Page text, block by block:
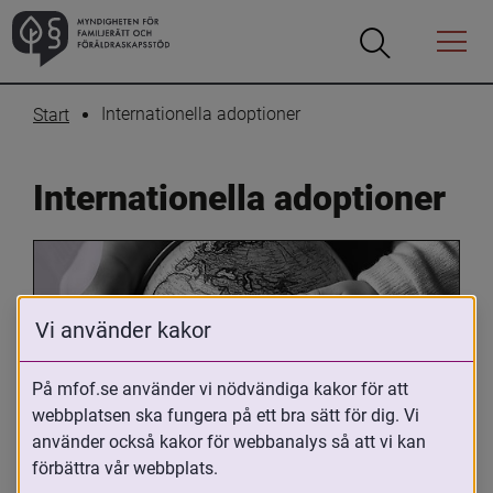
Öppna
Öppna
Menyn
Start Internationella adoptioner
Internationella adoptioner
Oavsett om du är adopterad,
adoptivförälder eller arbetar med
Vi använder kakor
På mfof.se använder vi nödvändiga kakor för att
webbplatsen ska fungera på ett bra sätt för dig. Vi
använder också kakor för webbanalys så att vi kan
förbättra vår webbplats.